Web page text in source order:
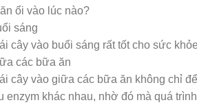
ổi vào lúc nào?
sáng
cây vào buổi sáng rất tốt cho sức
các bữa ăn
cây vào giữa các bữa ăn không chỉ
enzym khác nhau, nhờ đó mà quá